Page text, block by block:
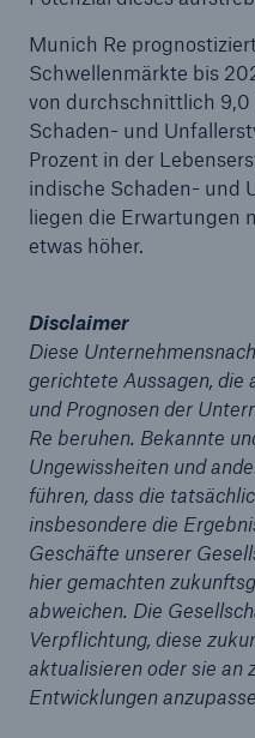
Munich Re
Schwellenmärkte bis
von durchschnittlich 9,0
Schaden- und
Prozent in der
indische Schaden- und
liegen die Erwartungen
etwas höher.
Disclaimer
Diese
gerichtete Aussagen, die
und Prognosen der
Re beruhen. Bekannte
Ungewissheiten und
führen, dass die
insbesondere die
Geschäfte unserer
hier gemachten
abweichen. Die
Verpflichtung, diese
aktualisieren oder sie an
Entwicklungen
Fakten
CLARA reduziert die
Versicherung bis zu
50 %